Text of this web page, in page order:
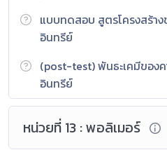
แบบทดสอบ สูตรโครงสร้าง
อินทรีย์
(post-test) พันธะเคมีของค
อินทรีย์
หน่วยที่ 13 : พอลิเมอร์